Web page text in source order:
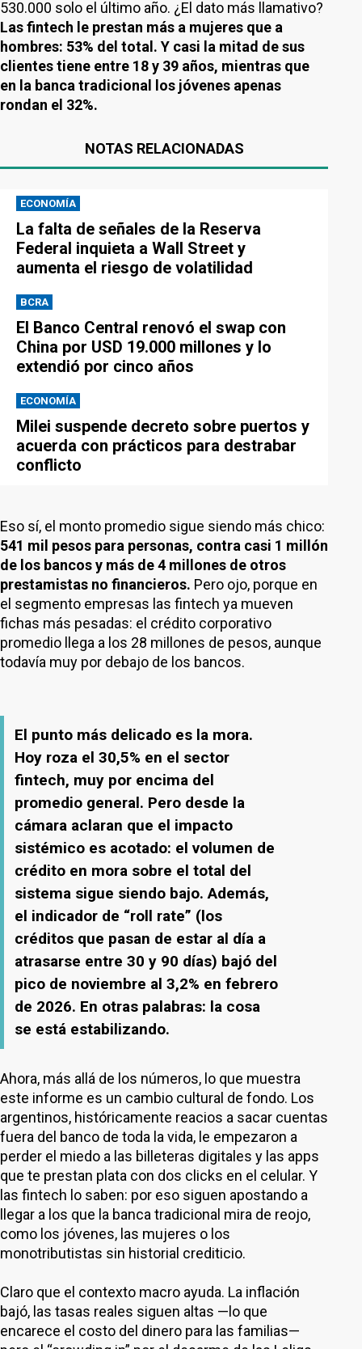
530.000 solo el último año. ¿El dato más llamativo?
Las fintech le prestan más a mujeres que a
hombres: 53% del total. Y casi la mitad de sus
clientes tiene entre 18 y 39 años, mientras que
en la banca tradicional los jóvenes apenas
rondan el 32%.
NOTAS RELACIONADAS
ECONOMÍA
La falta de señales de la Reserva
Federal inquieta a Wall Street y
aumenta el riesgo de volatilidad
BCRA
El Banco Central renovó el swap con
China por USD 19.000 millones y lo
extendió por cinco años
ECONOMÍA
Milei suspende decreto sobre puertos y
acuerda con prácticos para destrabar
conflicto
Eso sí, el monto promedio sigue siendo más chico:
541 mil pesos para personas, contra casi 1 millón
de los bancos y más de 4 millones de otros
prestamistas no financieros. Pero ojo, porque en
el segmento empresas las fintech ya mueven
fichas más pesadas: el crédito corporativo
promedio llega a los 28 millones de pesos, aunque
todavía muy por debajo de los bancos.
El punto más delicado es la mora.
Hoy roza el 30,5% en el sector
fintech, muy por encima del
promedio general. Pero desde la
cámara aclaran que el impacto
sistémico es acotado: el volumen de
crédito en mora sobre el total del
sistema sigue siendo bajo. Además,
el indicador de “roll rate” (los
créditos que pasan de estar al día a
atrasarse entre 30 y 90 días) bajó del
pico de noviembre al 3,2% en febrero
de 2026. En otras palabras: la cosa
se está estabilizando.
Ahora, más allá de los números, lo que muestra
este informe es un cambio cultural de fondo. Los
argentinos, históricamente reacios a sacar cuentas
fuera del banco de toda la vida, le empezaron a
perder el miedo a las billeteras digitales y las apps
que te prestan plata con dos clicks en el celular. Y
las fintech lo saben: por eso siguen apostando a
llegar a los que la banca tradicional mira de reojo,
como los jóvenes, las mujeres o los
monotributistas sin historial crediticio.
Claro que el contexto macro ayuda. La inflación
bajó, las tasas reales siguen altas —lo que
encarece el costo del dinero para las familias—